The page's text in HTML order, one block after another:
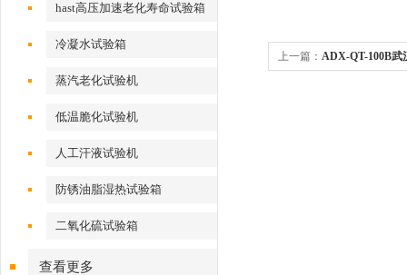
hast高压加速老化寿命试验箱
冷凝水试验箱
蒸汽老化试验机
低温脆化试验机
人工汗液试验机
防锈油脂湿热试验箱
二氧化硫试验箱
查看更多
上一篇： ADX-QT-100B武